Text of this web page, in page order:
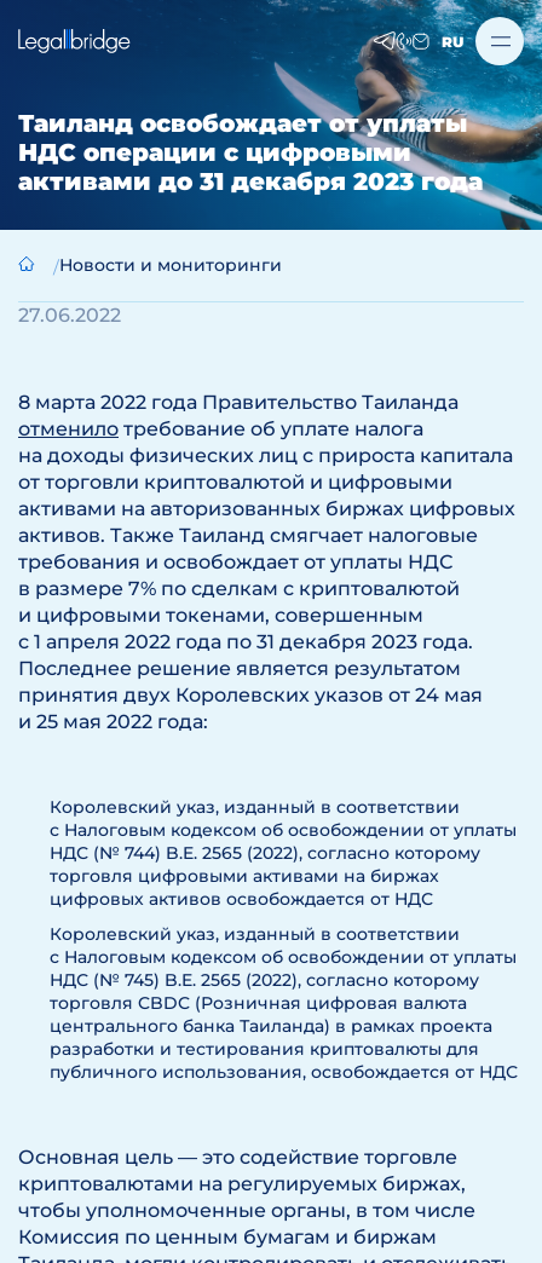
RU
Таиланд освобождает от уплаты
НДС операции с цифровыми
активами до 31 декабря 2023 года
Новости и мониторинги
27.06.2022
8 марта 2022 года Правительство Таиланда
отменило требование об уплате налога
на доходы физических лиц с прироста капитала
от торговли криптовалютой и цифровыми
активами на авторизованных биржах цифровых
активов. Также Таиланд смягчает налоговые
требования и освобождает от уплаты НДС
в размере 7% по сделкам с криптовалютой
и цифровыми токенами, совершенным
с 1 апреля 2022 года по 31 декабря 2023 года.
Последнее решение является результатом
принятия двух Королевских указов от 24 мая
и 25 мая 2022 года:
Королевский указ, изданный в соответствии
с Налоговым кодексом об освобождении от уплаты
НДС (№ 744) B.E. 2565 (2022), согласно которому
торговля цифровыми активами на биржах
цифровых активов освобождается от НДС
Королевский указ, изданный в соответствии
с Налоговым кодексом об освобождении от уплаты
НДС (№ 745) B.E. 2565 (2022), согласно которому
торговля CBDC (Розничная цифровая валюта
центрального банка Таиланда) в рамках проекта
разработки и тестирования криптовалюты для
публичного использования, освобождается от НДС
Основная цель — это содействие торговле
криптовалютами на регулируемых биржах,
чтобы уполномоченные органы, в том числе
Комиссия по ценным бумагам и биржам